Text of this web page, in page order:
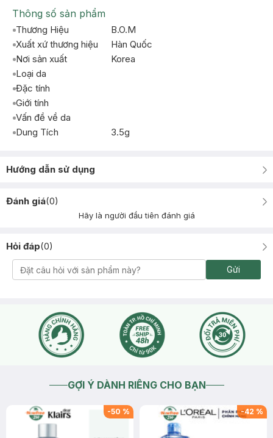
Thông số sản phẩm
Thương Hiệu
B.O.M
Xuất xứ thương hiệu
Hàn Quốc
Nơi sản xuất
Korea
Loại da
Đặc tính
Giới tính
Vấn đề về da
Dung Tích
3.5g
Hướng dẫn sử dụng
Đánh giá(0)
Hãy là người đầu tiên đánh giá
Hỏi đáp(0)
Gửi
GỢI Ý DÀNH RIÊNG CHO BẠN
-50 % -42 %